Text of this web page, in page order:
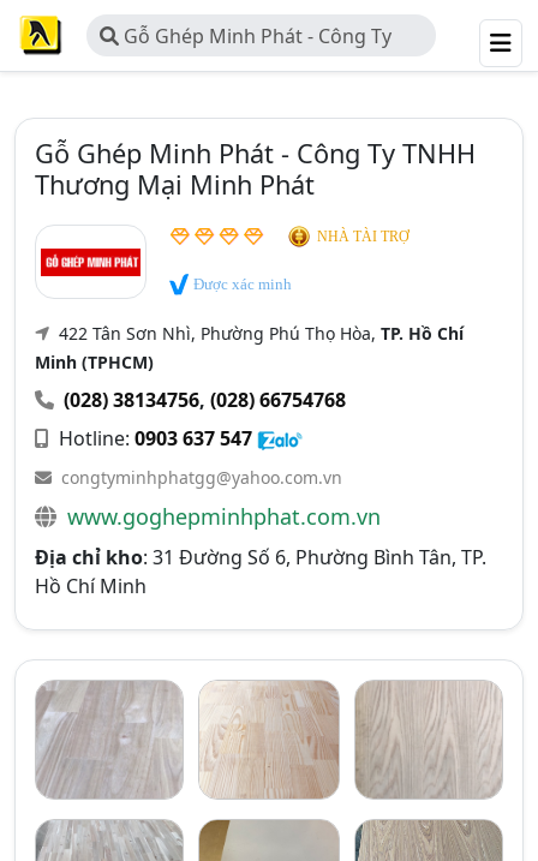
Gỗ Ghép Minh Phát - Công Ty
TNHH Thương Mại Minh Phát
Gỗ Ghép Minh Phát - Công Ty TNHH
Thương Mại Minh Phát
NHÀ TÀI TRỢ
Được xác minh
422 Tân Sơn Nhì, Phường Phú Thọ Hòa, TP. Hồ Chí
Minh (TPHCM)
(028) 38134756, (028) 66754768
Hotline: 0903 637 547
congtyminhphatgg@yahoo.com.vn
www.goghepminhphat.com.vn
Địa chỉ kho: 31 Đường Số 6, Phường Bình Tân, TP.
Hồ Chí Minh